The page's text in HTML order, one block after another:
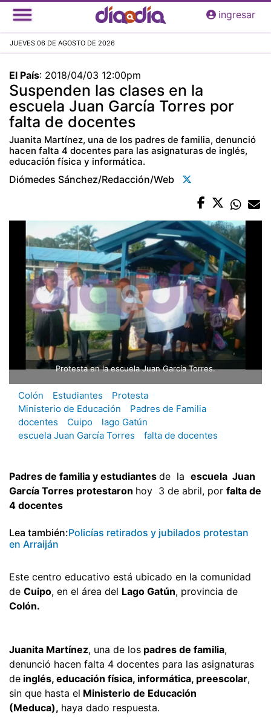
Pasar
al
principal
ingresar
JUEVES 06 DE AGOSTO DE 2026
El País: 2018/04/03 12:00pm
Suspenden las clases en la
escuela Juan García Torres por
falta de docentes
Juanita Martínez, una de los padres de familia, denunció
hacen falta 4 docentes para las asignaturas de inglés,
educación física y informática.
Diómedes Sánchez/redacción/web
Protesta en la escuela Juan García Torres.
Colón Estudiantes
Protesta
Ministerio de Educación
Padres de Familia
docentes
Cuipo
lago Gatún
escuela Juan García Torres
falta de docentes
Padres de familia y estudiantes de la escuela Juan
García Torres protestaron hoy 3 de abril, por falta de
4 docentes
Lea también:Policías retirados y jubilados protestan
en Arraiján
Este centro educativo está ubicado en la comunidad
de Cuipo, en el área del Lago Gatún, provincia de
Colón.
Juanita Martínez, una de los padres de familia,
denunció hacen falta 4 docentes para las asignaturas
de inglés, educación física, informática, preescolar,
sin que hasta el Ministerio de Educación
(Meduca), haya dado respuesta.